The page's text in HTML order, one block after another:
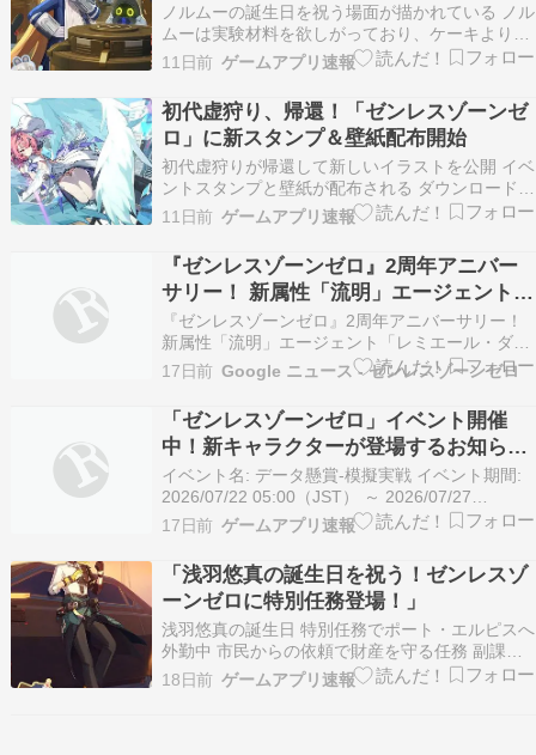
ノルムーの誕生日を祝う場面が描かれている ノル
ムーは実験材料を欲しがっており、ケーキよりも
実験に興味を持っている様子 他のキャラクターが
ノルムーの静寂を保つように注意を促している ハ
ッピーバースデー、ノルムー丨邪魔しちゃ…
11日前 ゲームアプリ速報
初代虚狩り、帰還！「ゼンレスゾーンゼ
ロ」に新スタンプ＆壁紙配布開始
初代虚狩りが帰還して新しいイラストを公開 イベ
ントスタンプと壁紙が配布される ダウンロードリ
ンクを提供 イベントへの参加手順も案内 スタン
プ＆壁紙配布丨初代虚狩り、帰還 「じゃじゃーん
——私がみんなのために描いたイラスト…
11日前 ゲームアプリ速報
『ゼンレスゾーンゼロ』2周年アニバー
サリー！ 新属性「流明」エージェント
「レミエール・ダン」がVer.3.1で登場 7
月29日より - AppBank
『ゼンレスゾーンゼロ』2周年アニバーサリー！
新属性「流明」エージェント「レミエール・ダ
ン」がVer.3.1で登場 7月29日より AppBank
17日前 Google ニュース - ゼンレスゾーンゼロ
「ゼンレスゾーンゼロ」イベント開催
中！新キャラクターが登場するお知らせ
も！
イベント名: データ懸賞-模擬実戦 イベント期間:
2026/07/22 05:00（JST） ～ 2026/07/27
04:59（JST） 参加条件: メインストーリー第一章
「猫の落とし物」で「模擬実戦」を開放 詳細…
17日前 ゲームアプリ速報
「浅羽悠真の誕生日を祝う！ゼンレスゾ
ーンゼロに特別任務登場！」
浅羽悠真の誕生日 特別任務でポート・エルピスへ
外勤中 市民からの依頼で財産を守る任務 副課長
に報告が遅れてしまう 休みは後日補填される お
誕生日ケーキを食べに行く仲間たちとの会話 ハッ
18日前 ゲームアプリ速報